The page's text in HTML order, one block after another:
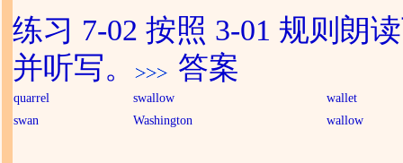
练习 7-02 按照 3-01 规则朗
并听写。
答案
quarrel swallow
wallet
swan
Washington wallow